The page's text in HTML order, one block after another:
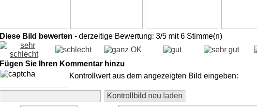
Diese Bild bewerten - derzeitige Bewertung: 3/5 mit 6 Stimme(n)
Fügen Sie Ihren Kommentar hinzu
Kontrollwert aus dem angezeigten Bild eingeben: